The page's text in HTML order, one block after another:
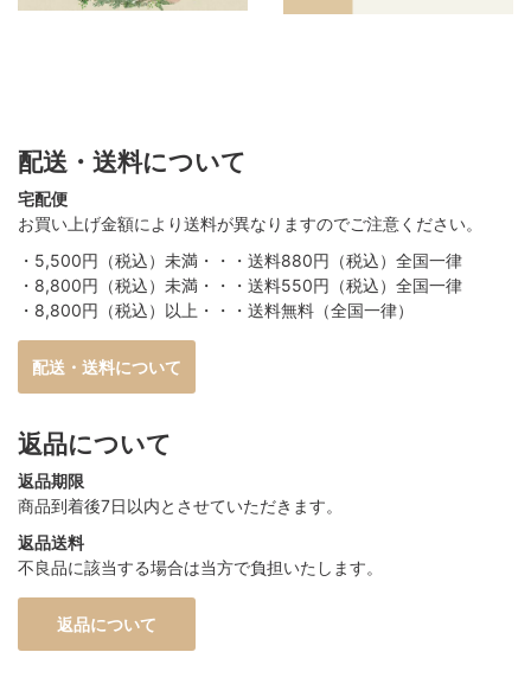
配送・送料について
宅配便
お買い上げ金額により送料が異なりますのでご注意ください。
・5,500円（税込）未満・・・送料880円（税込）全国一律
・8,800円（税込）未満・・・送料550円（税込）全国一律
・8,800円（税込）以上・・・送料無料（全国一律）
配送・送料について
返品について
返品期限
商品到着後7日以内とさせていただきます。
返品送料
不良品に該当する場合は当方で負担いたします。
返品について